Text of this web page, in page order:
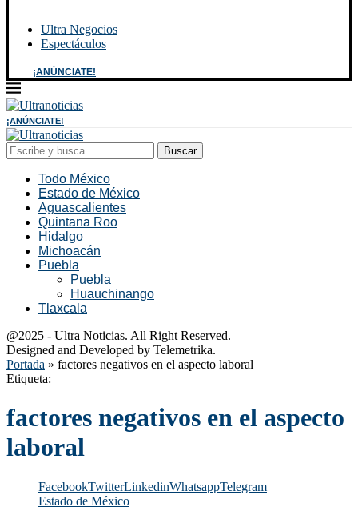
Ultra Negocios
Espectáculos
¡ANÚNCIATE!
¡ANÚNCIATE!
Buscar
Todo México
Estado de México
Aguascalientes
Quintana Roo
Hidalgo
Michoacán
Puebla
Puebla
Huauchinango
Tlaxcala
@2025 - Ultra Noticias. All Right Reserved.
Designed and Developed by Telemetrika.
Portada » factores negativos en el aspecto laboral
Etiqueta:
factores negativos en el aspecto
laboral
FacebookTwitterLinkedinWhatsappTelegram
Estado de México